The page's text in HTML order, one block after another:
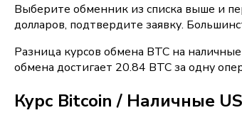
Выберите обменник из списка выше и
долларов, подтвердите заявку.
Разница курсов обмена BTC на
обмена достигает 20.84 BTC за одну
Курс Bitcoin / Наличные